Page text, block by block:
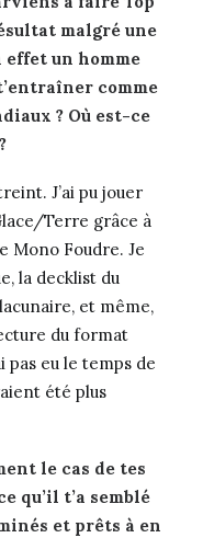
malgré une
un homme
comme
? Où est-ce
J’ai pu jouer
Terre grâce à
Mono Foudre. Je
la decklist du
et même,
du format
pas eu le temps de
été plus
le cas de tes
qu’il t’a semblé
et prêts à en